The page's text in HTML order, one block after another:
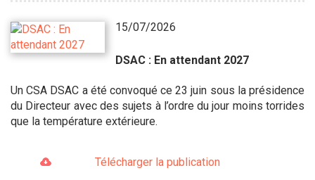
15/07/2026
DSAC : En attendant 2027
Un CSA DSAC a été convoqué ce 23 juin sous la présidence
du Directeur avec des sujets à l’ordre du jour moins torrides
que la température extérieure.
Télécharger la publication